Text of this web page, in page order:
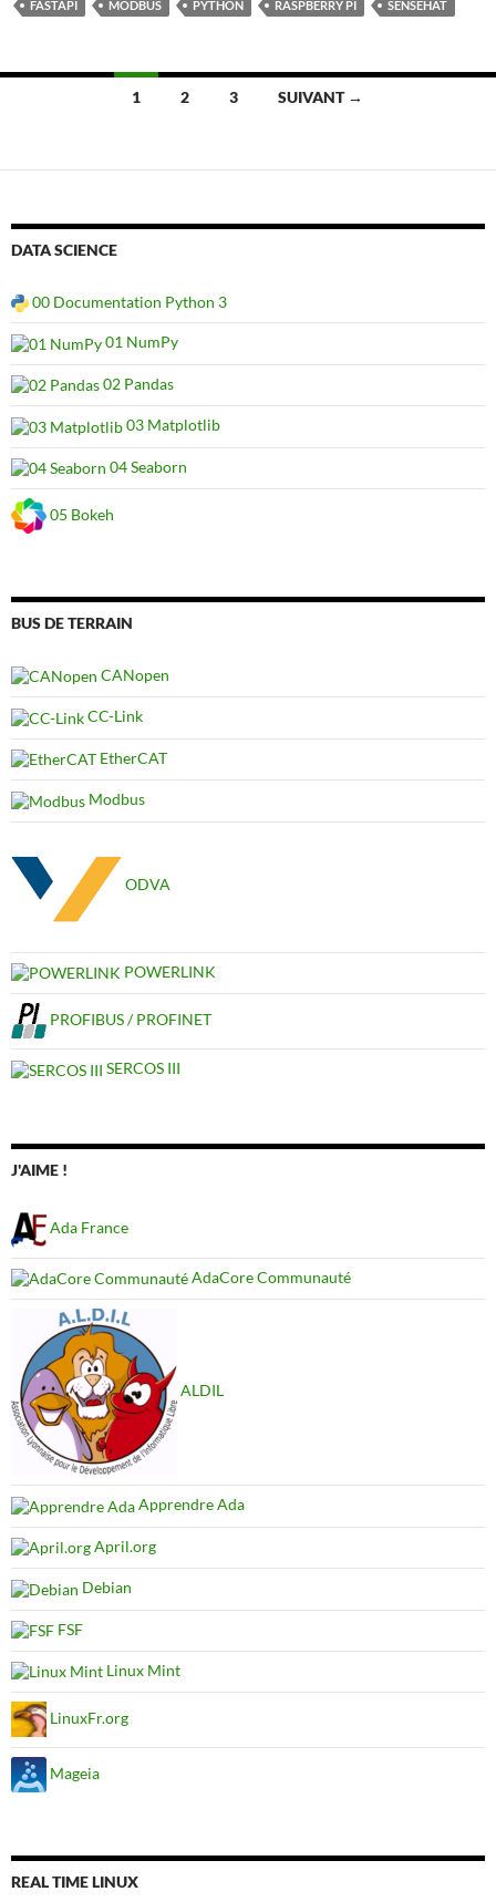
FASTAPI MODBUS PYTHON RASPBERRY PI SENSEHAT
Navigation
articles
1 2 3 SUIVANT →
DATA SCIENCE
00 Documentation Python 3
01 NumPy
02 Pandas
03 Matplotlib
04 Seaborn
05 Bokeh
BUS DE TERRAIN
CANopen
CC-Link
EtherCAT
Modbus
ODVA
POWERLINK
PROFIBUS / PROFINET
SERCOS III
J'AIME !
Ada France
AdaCore Communauté
ALDIL
Apprendre Ada
April.org
Debian
FSF
Linux Mint
LinuxFr.org
Mageia
REAL TIME LINUX